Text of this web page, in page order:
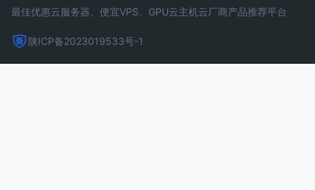
最佳优惠云服务器、便宜VPS、GPU云主机云厂商产品推荐平台
陕ICP备2023019533号-1